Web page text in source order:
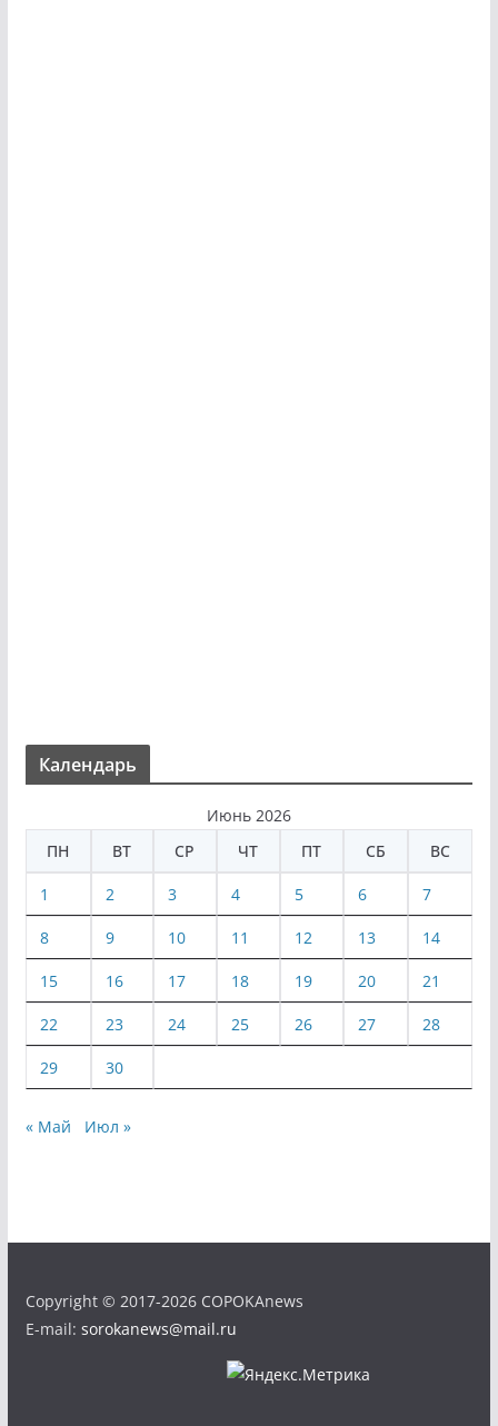
Календарь
Июнь 2026
ПН
ВТ СР ЧТ ПТ СБ ВС
1 2 3 4 5 6 7
8 9 10 11 12 13 14
15 16 17 18 19 20 21
22 23 24 25 26 27 28
29 30
« Май Июл »
Copyright © 2017-2026 COPOKAnews
E-mail: sorokanews@mail.ru